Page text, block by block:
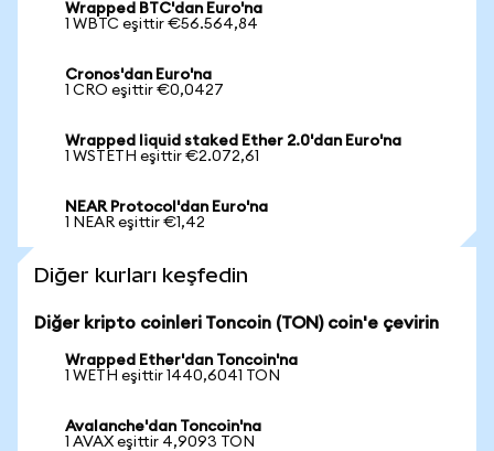
Wrapped BTC'dan Euro'na
1 WBTC eşittir €56.564,84
Cronos'dan Euro'na
1 CRO eşittir €0,0427
Wrapped liquid staked Ether 2.0'dan Euro'na
1 WSTETH eşittir €2.072,61
NEAR Protocol'dan Euro'na
1 NEAR eşittir €1,42
Diğer kurları keşfedin
Diğer kripto coinleri Toncoin (TON) coin'e çevirin
Wrapped Ether'dan Toncoin'na
1 WETH eşittir 1440,6041 TON
Avalanche'dan Toncoin'na
1 AVAX eşittir 4,9093 TON